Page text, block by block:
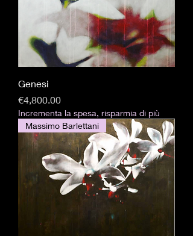
Genesi
Price
€4,800.00
Incrementa la spesa, risparmia di più
Massimo Barlettani